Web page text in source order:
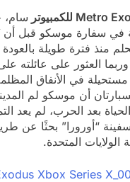
سام،
في سفارة موسكو قبل أن
منذ فترة طويلة
العثور على عائلته
في الأنفاق
أن موسكو لم
بعد الحرب، لم يعد
“أورورا” بحثًا عن
الولايات المتحدة.